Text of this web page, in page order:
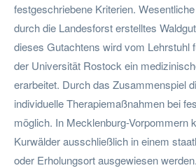
festgeschriebene Kriterien.
durch die Landesforst erstelltes
dieses Gutachtens wird vom Lehrstuhl
der Universität Rostock ein
erarbeitet. Durch das Zusammenspiel
individuelle Therapiemaßnahmen bei
möglich. In Mecklenburg-Vorpommern
Kurwälder ausschließlich in einem
oder Erholungsort ausgewiesen werden.